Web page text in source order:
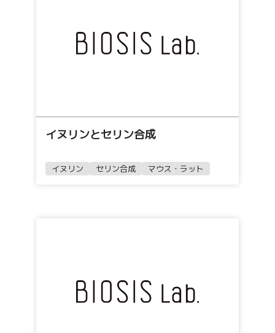
イヌリンとセリン合成
イヌリン セリン合成 マウス・ラット